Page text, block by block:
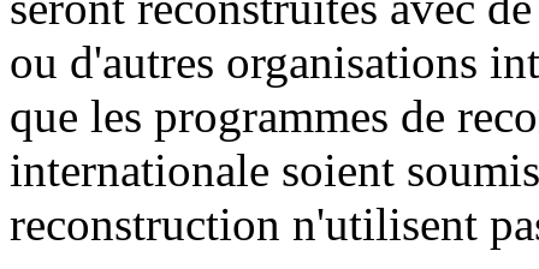
ou d'autres organisations
que les programmes de
internationale soient
reconstruction n'utilisent